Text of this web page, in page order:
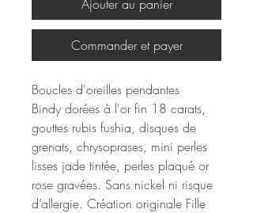
Ajouter au panier
Commander et payer
Boucles d'oreilles pendantes
Bindy dorées à l'or fin 18 carats,
gouttes rubis fushia, disques de
grenats, chrysoprases, mini perles
lisses jade tintée, perles plaqué or
rose gravées. Sans nickel ni risque
d’allergie. Création originale Fille